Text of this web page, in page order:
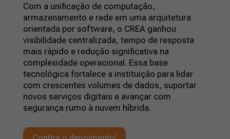
Com a unificação de computação,
armazenamento e rede em uma arquitetura
orientada por software, o CREA ganhou
visibilidade centralizada, tempo de resposta
mais rápido e redução significativa na
complexidade operacional. Essa base
tecnológica fortalece a instituição para lidar
com crescentes volumes de dados, suportar
novos serviços digitais e avançar com
segurança rumo à nuvem híbrida.